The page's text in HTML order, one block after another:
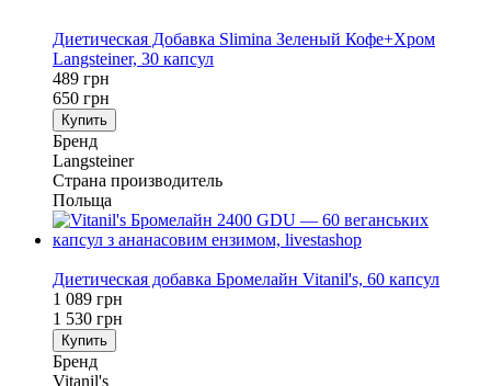
Диетическая Добавка Slimina Зеленый Кофе+Хром
Langsteiner, 30 капсул
489 грн
650 грн
Купить
Бренд
Langsteiner
Страна производитель
Польща
Диетическая добавка Бромелайн Vitanil's, 60 капсул
1 089 грн
1 530 грн
Купить
Бренд
Vitanil's